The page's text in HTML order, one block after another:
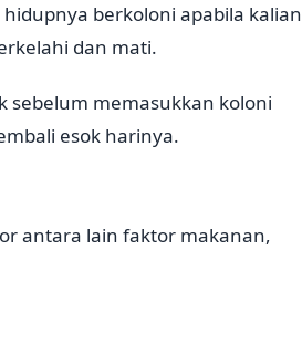
berkoloni apabila kalian
dan mati.
sebelum memasukkan koloni
esok harinya.
antara lain faktor makanan,